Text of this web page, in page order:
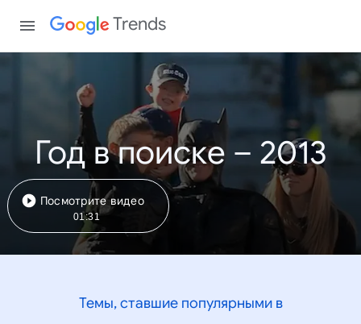
Trends
Год в поиске – 2013
Посмотрите видео
01:31
Темы, ставшие популярными в